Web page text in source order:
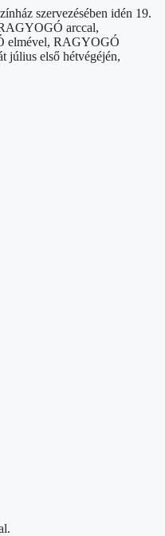
szervezésében idén 19.
arccal,
elmével, RAGYOGÓ
július első hétvégéjén,